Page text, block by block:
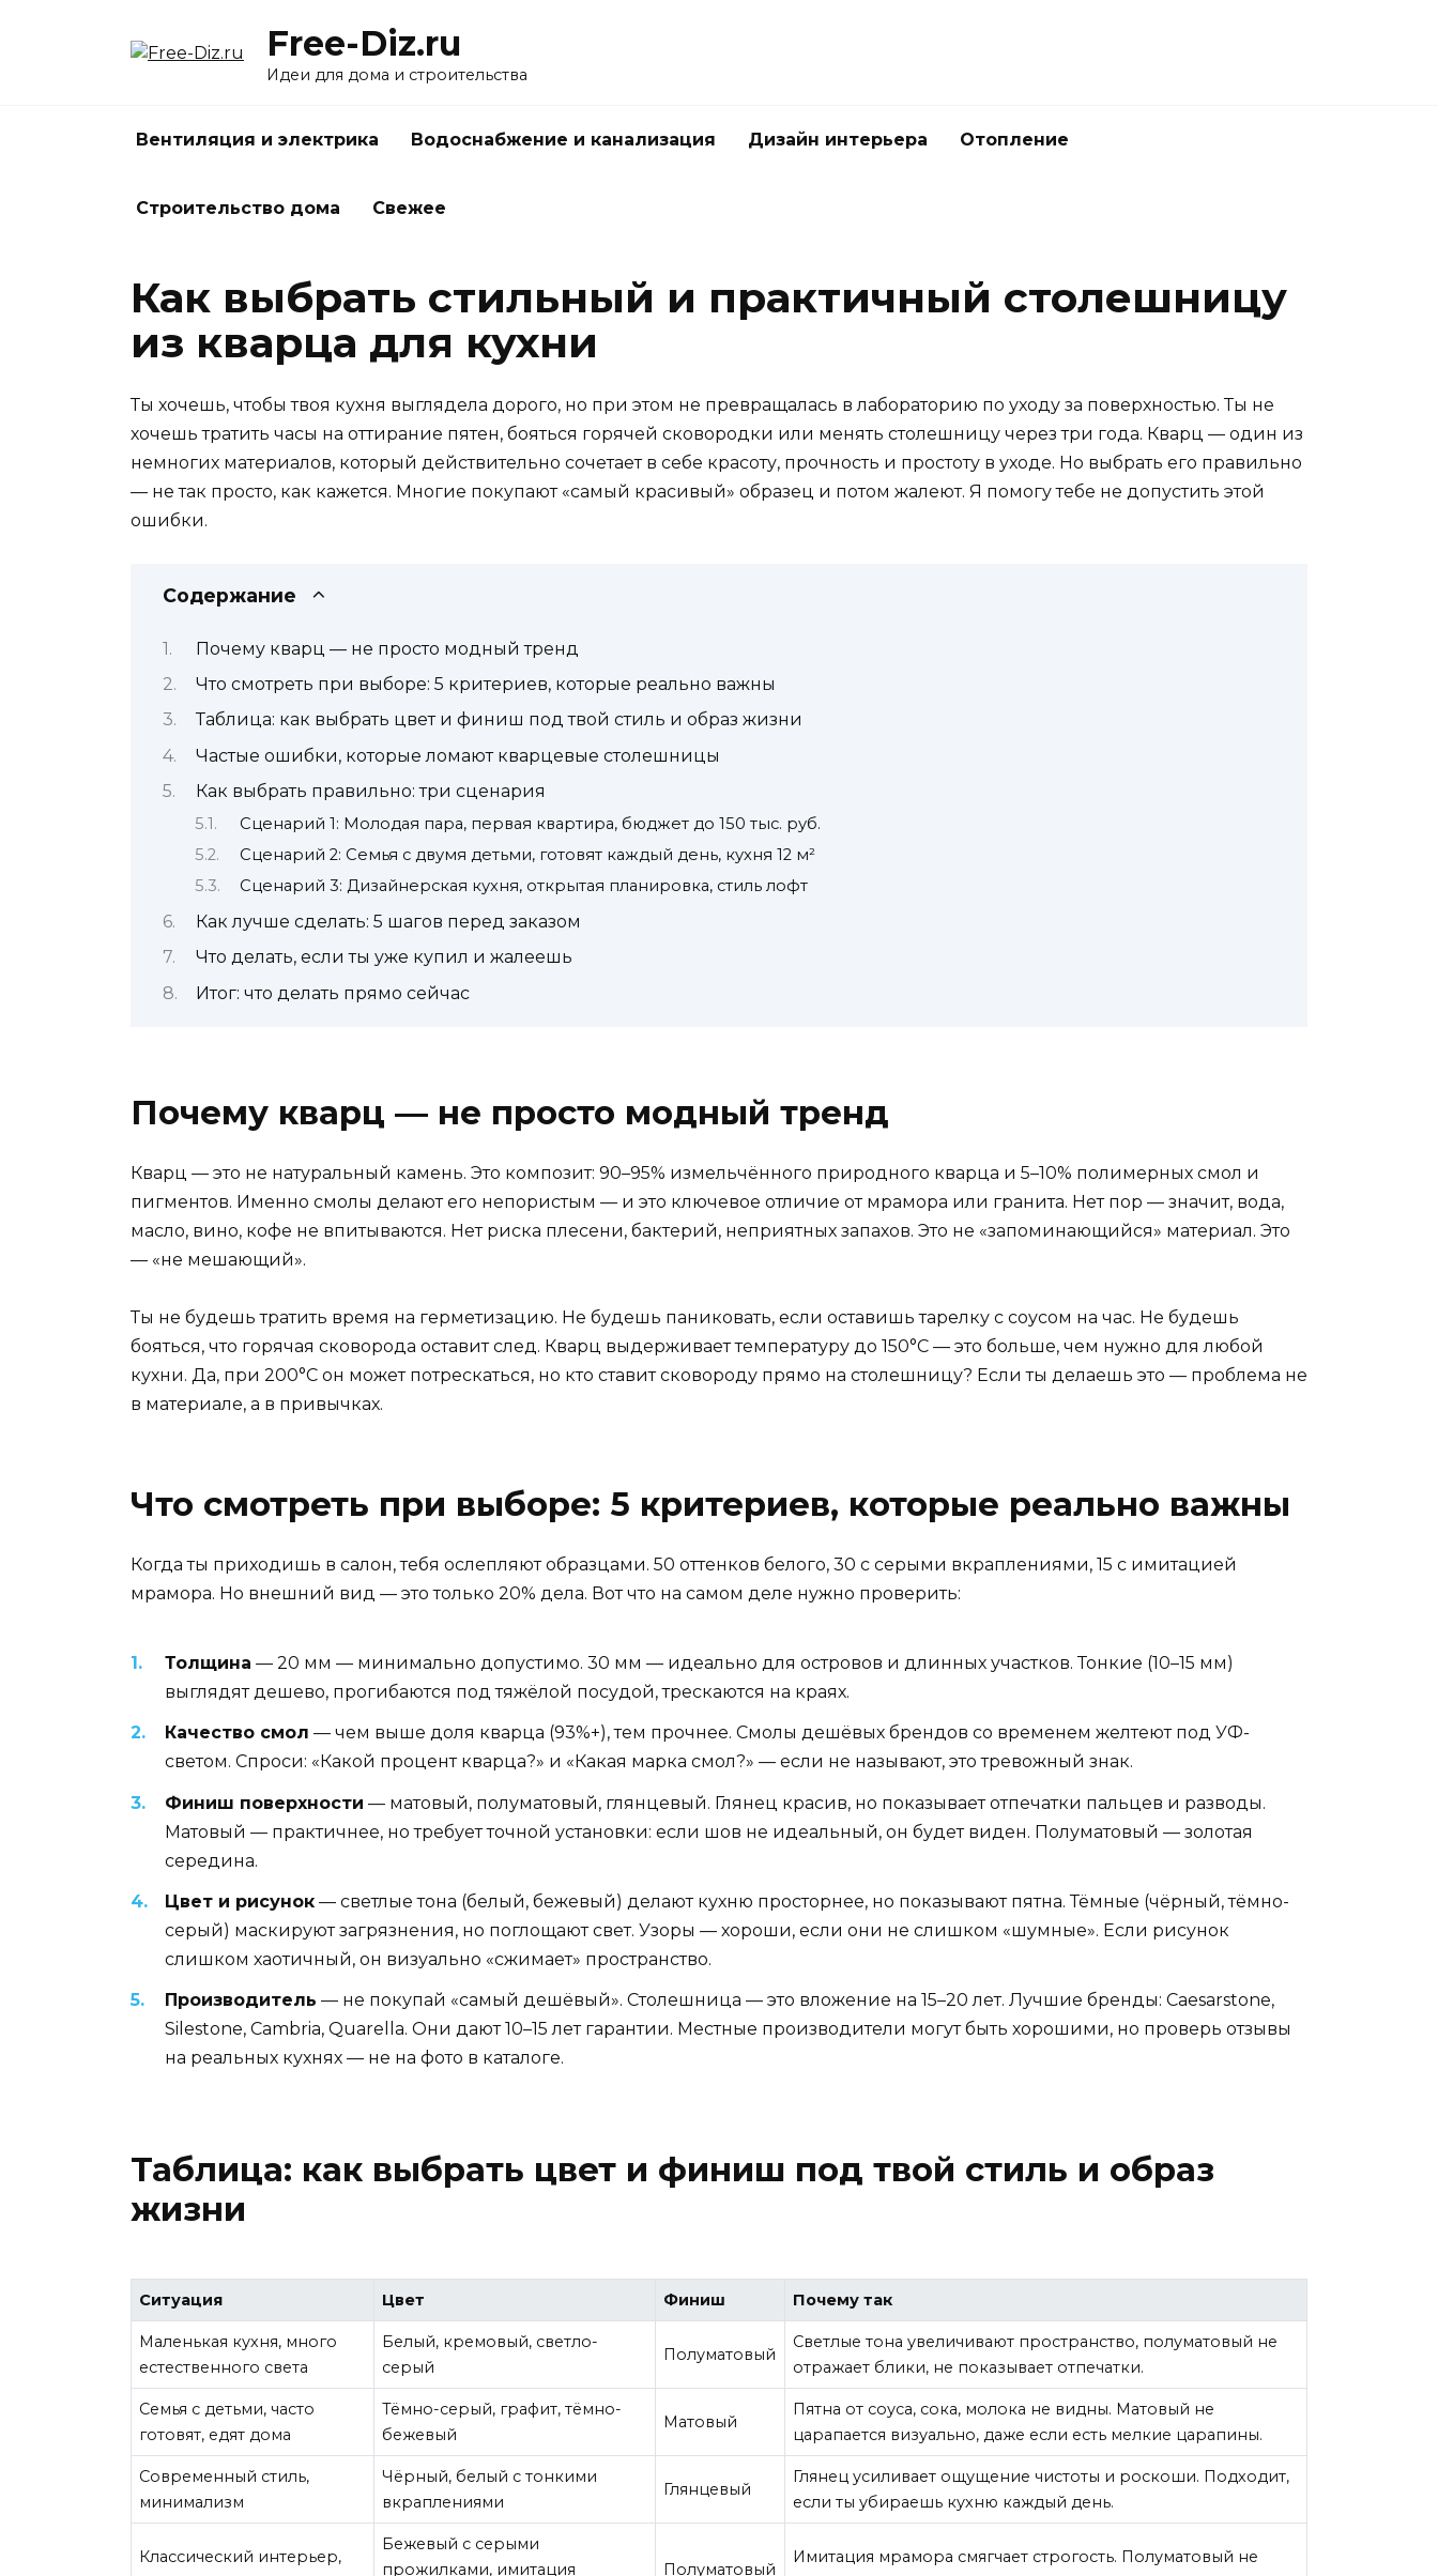
Free-Diz.ru
Идеи для дома и строительства
Вентиляция и электрика Водоснабжение и канализация Дизайн интерьера Отопление
Строительство дома Свежее
Как выбрать стильный и практичный столешницу
из кварца для кухни
Ты хочешь, чтобы твоя кухня выглядела дорого, но при этом не превращалась в лабораторию по уходу за поверхностью. Ты не
хочешь тратить часы на оттирание пятен, бояться горячей сковородки или менять столешницу через три года. Кварц — один из
немногих материалов, который действительно сочетает в себе красоту, прочность и простоту в уходе. Но выбрать его правильно
— не так просто, как кажется. Многие покупают «самый красивый» образец и потом жалеют. Я помогу тебе не допустить этой
ошибки.
Содержание
Почему кварц — не просто модный тренд
Что смотреть при выборе: 5 критериев, которые реально важны
Таблица: как выбрать цвет и финиш под твой стиль и образ жизни
Частые ошибки, которые ломают кварцевые столешницы
Как выбрать правильно: три сценария
Сценарий 1: Молодая пара, первая квартира, бюджет до 150 тыс. руб.
Сценарий 2: Семья с двумя детьми, готовят каждый день, кухня 12 м²
Сценарий 3: Дизайнерская кухня, открытая планировка, стиль лофт
Как лучше сделать: 5 шагов перед заказом
Что делать, если ты уже купил и жалеешь
Итог: что делать прямо сейчас
Почему кварц — не просто модный тренд
Кварц — это не натуральный камень. Это композит: 90–95% измельчённого природного кварца и 5–10% полимерных смол и
пигментов. Именно смолы делают его непористым — и это ключевое отличие от мрамора или гранита. Нет пор — значит, вода,
масло, вино, кофе не впитываются. Нет риска плесени, бактерий, неприятных запахов. Это не «запоминающийся» материал. Это
— «не мешающий».
Ты не будешь тратить время на герметизацию. Не будешь паниковать, если оставишь тарелку с соусом на час. Не будешь
бояться, что горячая сковорода оставит след. Кварц выдерживает температуру до 150°C — это больше, чем нужно для любой
кухни. Да, при 200°C он может потрескаться, но кто ставит сковороду прямо на столешницу? Если ты делаешь это — проблема не
в материале, а в привычках.
Что смотреть при выборе: 5 критериев, которые реально важны
Когда ты приходишь в салон, тебя ослепляют образцами. 50 оттенков белого, 30 с серыми вкраплениями, 15 с имитацией
мрамора. Но внешний вид — это только 20% дела. Вот что на самом деле нужно проверить:
Толщина — 20 мм — минимально допустимо. 30 мм — идеально для островов и длинных участков. Тонкие (10–15 мм)
выглядят дешево, прогибаются под тяжёлой посудой, трескаются на краях.
Качество смол — чем выше доля кварца (93%+), тем прочнее. Смолы дешёвых брендов со временем желтеют под УФ-
светом. Спроси: «Какой процент кварца?» и «Какая марка смол?» — если не называют, это тревожный знак.
Финиш поверхности — матовый, полуматовый, глянцевый. Глянец красив, но показывает отпечатки пальцев и разводы.
Матовый — практичнее, но требует точной установки: если шов не идеальный, он будет виден. Полуматовый — золотая
середина.
Цвет и рисунок — светлые тона (белый, бежевый) делают кухню просторнее, но показывают пятна. Тёмные (чёрный, тёмно-
серый) маскируют загрязнения, но поглощают свет. Узоры — хороши, если они не слишком «шумные». Если рисунок
слишком хаотичный, он визуально «сжимает» пространство.
Производитель — не покупай «самый дешёвый». Столешница — это вложение на 15–20 лет. Лучшие бренды: Caesarstone,
Silestone, Cambria, Quarella. Они дают 10–15 лет гарантии. Местные производители могут быть хорошими, но проверь отзывы
на реальных кухнях — не на фото в каталоге.
Таблица: как выбрать цвет и финиш под твой стиль и образ
жизни
Ситуация Цвет Финиш Почему так
Маленькая кухня, много
естественного света
Белый, кремовый, светло-
серый
Полуматовый
Светлые тона увеличивают пространство, полуматовый не
отражает блики, не показывает отпечатки.
Семья с детьми, часто
готовят, едят дома
Тёмно-серый, графит, тёмно-
бежевый
Матовый
Пятна от соуса, сока, молока не видны. Матовый не
царапается визуально, даже если есть мелкие царапины.
Современный стиль,
минимализм
Чёрный, белый с тонкими
вкраплениями
Глянцевый
Глянец усиливает ощущение чистоты и роскоши. Подходит,
если ты убираешь кухню каждый день.
Классический интерьер,
Бежевый с серыми
прожилками, имитация
Полуматовый
Имитация мрамора смягчает строгость. Полуматовый не